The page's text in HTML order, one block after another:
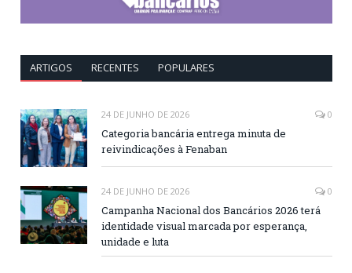
ARTIGOS RECENTES POPULARES
24 DE JUNHO DE 2026 0
Categoria bancária entrega minuta de
reivindicações à Fenaban
24 DE JUNHO DE 2026 0
Campanha Nacional dos Bancários 2026 terá
identidade visual marcada por esperança,
unidade e luta